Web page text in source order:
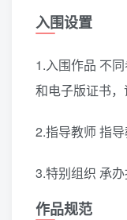
入围设置
1.入围作品 不
和电子版证书，
2.指导教师 指
3.特别组织 承
作品规范